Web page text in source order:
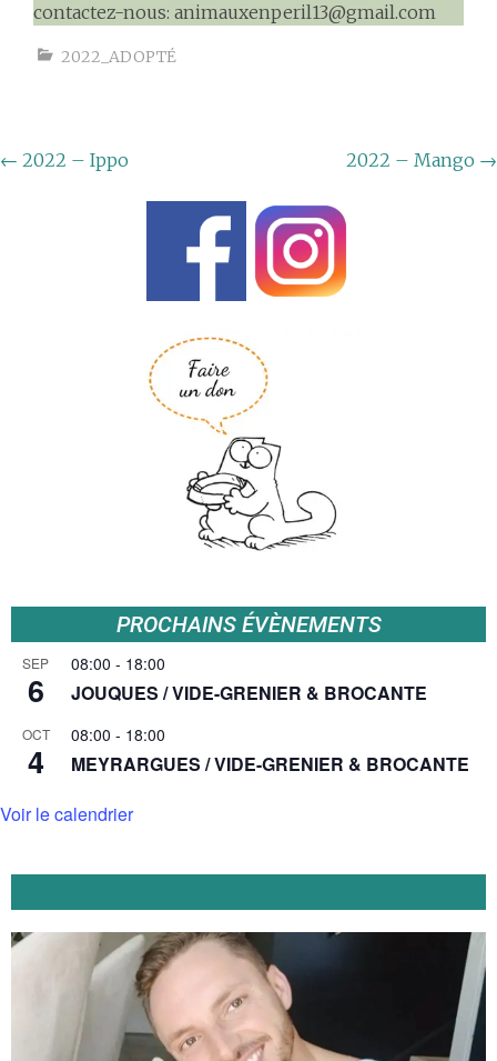
contactez-nous: animauxenperil13@gmail.com
2022_ADOPTÉ
← 2022 – Ippo 2022 – Mango →
PROCHAINS ÉVÈNEMENTS
SEP
6
08:00 - 18:00
JOUQUES / VIDE-GRENIER & BROCANTE
OCT
4
08:00 - 18:00
MEYRARGUES / VIDE-GRENIER & BROCANTE
Voir le calendrier